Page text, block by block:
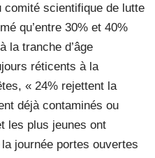
comité scientifique de lutte
qu’entre 30% et 40%
la tranche d’âge
réticents à la
« 24% rejettent la
déjà contaminés ou
les plus jeunes ont
journée portes ouvertes